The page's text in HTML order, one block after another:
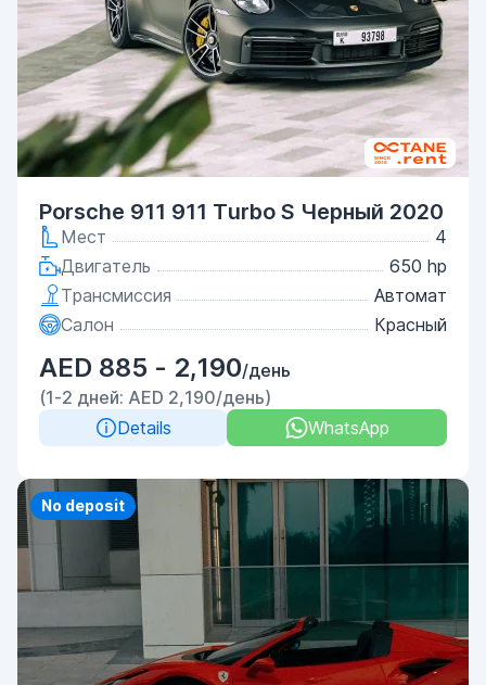
Porsche 911 911 Turbo S Черный 2020
Мест
4
Двигатель
650 hp
Трансмиссия
Автомат
Салон
Красный
AED 885 - 2,190/день
(1-2 дней: AED 2,190/день)
Details
WhatsApp
No deposit